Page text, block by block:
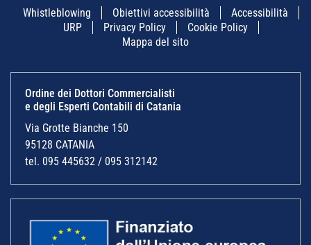
Whistleblowing Obiettivi accessibilità
Accessibilità
URP
Privacy Policy
Cookie Policy
Mappa del sito
Ordine dei Dottori Commercialisti
e degli Esperti Contabili di Catania
Via Grotte Bianche 150
95128 CATANIA
tel. 095 445632 / 095 312142